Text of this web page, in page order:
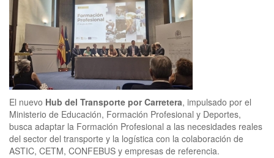
El nuevo Hub del Transporte por Carretera, impulsado por el
Ministerio de Educación, Formación Profesional y Deportes,
busca adaptar la Formación Profesional a las necesidades reales
del sector del transporte y la logística con la colaboración de
ASTIC, CETM, CONFEBUS y empresas de referencia.